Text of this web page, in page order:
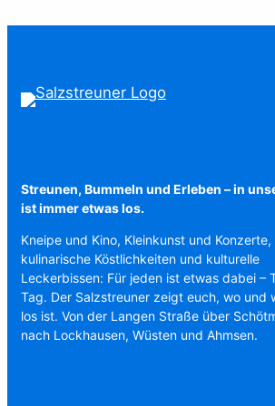
Streunen, Bummeln und Erleben – in
ist immer etwas los.
Kneipe und Kino, Kleinkunst und Konzerte,
kulinarische Köstlichkeiten und kulturelle
Leckerbissen: Für jeden ist etwas dabei –
Tag. Der Salzstreuner zeigt euch, wo und
los ist. Von der Langen Straße über
nach Lockhausen, Wüsten und Ahmsen.